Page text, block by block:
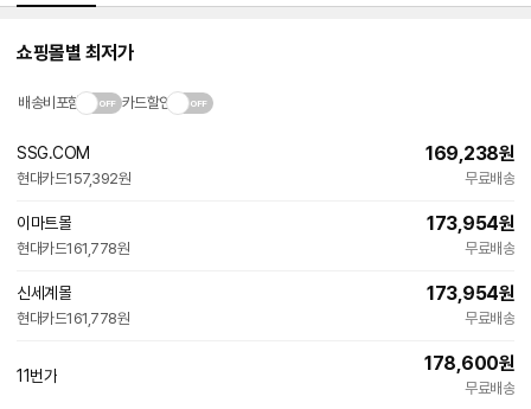
쇼핑몰별 최저가
배송비포함 카드할인
SSG.COM
현대카드157,392원
169,238원
무료배송
이마트몰
현대카드161,778원
173,954원
무료배송
신세계몰
현대카드161,778원
173,954원
무료배송
11번가
178,600원
무료배송